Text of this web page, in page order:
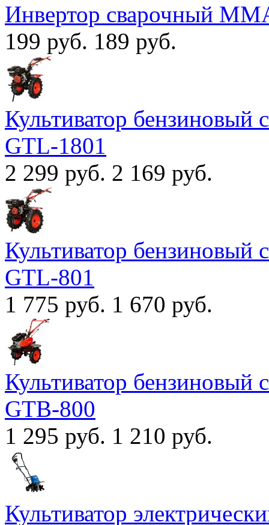
Инвертор сварочный
199 руб. 189 руб.
Культиватор
GTL-1801
2 299 руб. 2 169 руб.
Культиватор
GTL-801
1 775 руб. 1 670 руб.
Культиватор
GTB-800
1 295 руб. 1 210 руб.
Культиватор